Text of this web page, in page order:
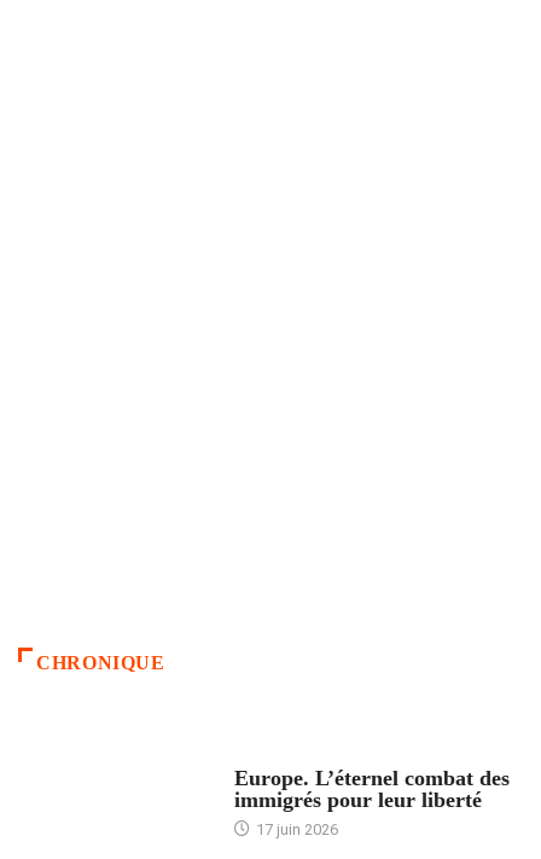
CHRONIQUE
Europe. L’éternel combat des
immigrés pour leur liberté
17 juin 2026